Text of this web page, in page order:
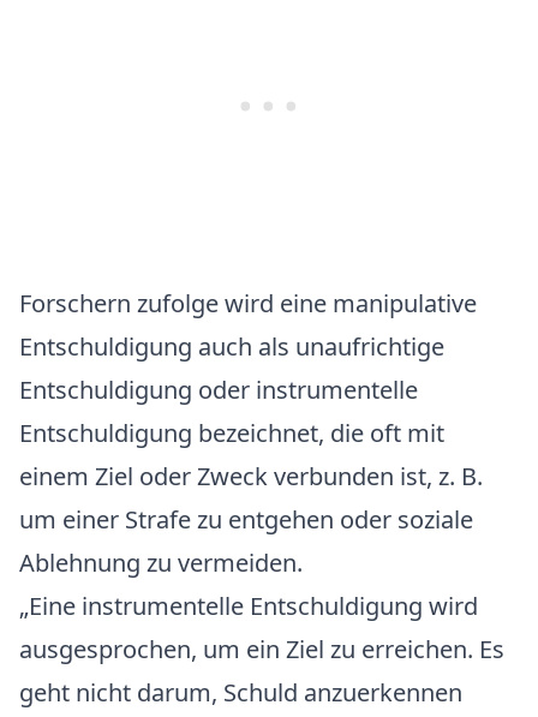
Forschern zufolge wird eine manipulative
Entschuldigung auch als unaufrichtige
Entschuldigung oder instrumentelle
Entschuldigung bezeichnet, die oft mit
einem Ziel oder Zweck verbunden ist, z. B.
um einer Strafe zu entgehen oder soziale
Ablehnung zu vermeiden.
„Eine instrumentelle Entschuldigung wird
ausgesprochen, um ein Ziel zu erreichen. Es
geht nicht darum, Schuld anzuerkennen